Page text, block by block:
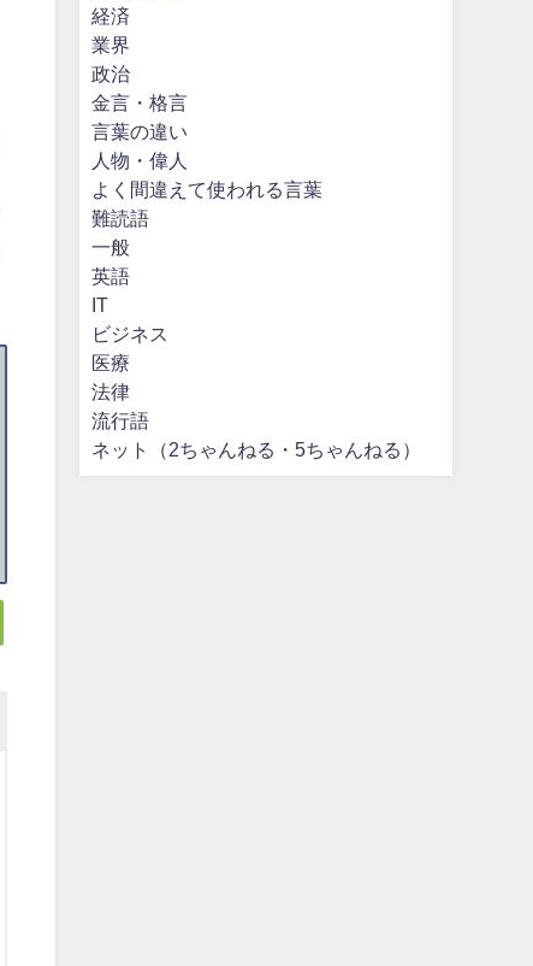
経済
業界
政治
金言・格言
言葉の違い
人物・偉人
よく間違えて使われる言葉
難読語
一般
英語
IT
ビジネス
医療
法律
流行語
ネット（2ちゃんねる・5ちゃんねる）